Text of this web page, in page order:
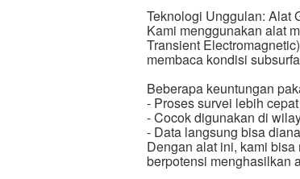
Teknologi Unggulan: Alat
Kami menggunakan alat
Transient
membaca kondisi
Beberapa keuntungan
- Proses survei lebih
- Cocok digunakan di
- Data langsung bisa
Dengan alat ini, kami
berpotensi menghasilkan